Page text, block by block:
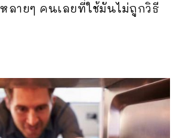
ายๆ คนเลยที่ใช้มันไม่ถูกวิธี